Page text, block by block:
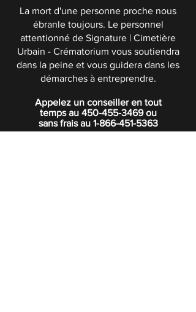
La mort d'une personne proche nous
ébranle toujours. Le personnel
attentionné de Signature | Cimetière
Urbain - Crématorium vous soutiendra
dans la peine et vous guidera dans les
démarches à entreprendre.
Appelez un conseiller en tout
temps au 450-455-3469ou
sans frais au 1-866-451-5363